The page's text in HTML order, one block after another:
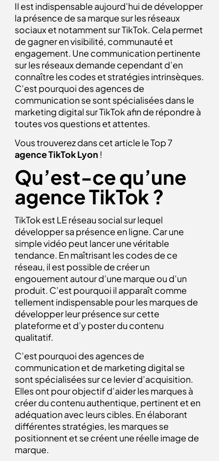
Il est indispensable aujourd’hui de développer
la présence de sa marque sur les réseaux
sociaux et notamment sur TikTok. Cela permet
de gagner en visibilité, communauté et
engagement. Une communication pertinente
sur les réseaux demande cependant d’en
connaître les codes et stratégies intrinsèques.
C’est pourquoi des agences de
communication se sont spécialisées dans le
marketing digital sur TikTok afin de répondre à
toutes vos questions et attentes.
Vous trouverez dans cet article le Top 7
agence TikTokLyon !
Qu’est-ce qu’une
agence TikTok ?
TikTok est LE réseau social sur lequel
développer sa présence en ligne. Car une
simple vidéo peut lancer une véritable
tendance. En maîtrisant les codes de ce
réseau, il est possible de créer un
engouement autour d’une marque ou d’un
produit. C’est pourquoi il apparaît comme
tellement indispensable pour les marques de
développer leur présence sur cette
plateforme et d’y poster du contenu
qualitatif.
C’est pourquoi des agences de
communication et de marketing digital se
sont spécialisées sur ce levier d’acquisition.
Elles ont pour objectif d’aider les marques à
créer du contenu authentique, pertinent et en
adéquation avec leurs cibles. En élaborant
différentes stratégies, les marques se
positionnent et se créent une réelle image de
marque.